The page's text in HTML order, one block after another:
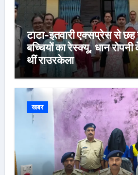
टाटा-इतवारी एक्सप्रेस से छह
बच्चियों का रेस्क्यू, धान रोपनी
थीं राउरकेला
खबर